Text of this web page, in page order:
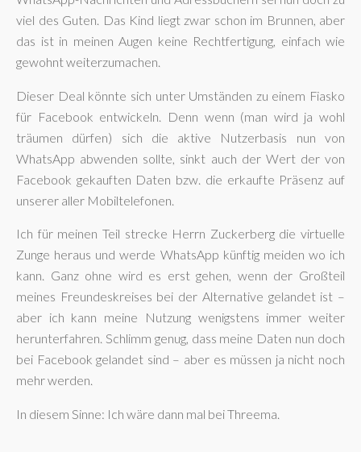
viel des Guten. Das Kind liegt zwar schon im Brunnen, aber
das ist in meinen Augen keine Rechtfertigung, einfach wie
gewohnt weiterzumachen.
Dieser Deal könnte sich unter Umständen zu einem Fiasko
für Facebook entwickeln. Denn wenn (man wird ja wohl
träumen dürfen) sich die aktive Nutzerbasis nun von
WhatsApp abwenden sollte, sinkt auch der Wert der von
Facebook gekauften Daten bzw. die erkaufte Präsenz auf
unserer aller Mobiltelefonen.
Ich für meinen Teil strecke Herrn Zuckerberg die virtuelle
Zunge heraus und werde WhatsApp künftig meiden wo ich
kann. Ganz ohne wird es erst gehen, wenn der Großteil
meines Freundeskreises bei der Alternative gelandet ist –
aber ich kann meine Nutzung wenigstens immer weiter
herunterfahren. Schlimm genug, dass meine Daten nun doch
bei Facebook gelandet sind – aber es müssen ja nicht noch
mehr werden.
In diesem Sinne: Ich wäre dann mal bei Threema.